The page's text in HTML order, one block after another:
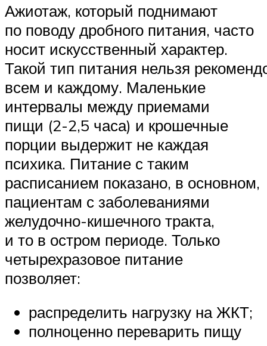
Ажиотаж, который поднимают
по поводу дробного питания, часто
носит искусственный характер.
Такой тип питания нельзя
всем и каждому. Маленькие
интервалы между приемами
пищи (2-2,5 часа) и крошечные
порции выдержит не каждая
психика. Питание с таким
расписанием показано, в основном,
пациентам с заболеваниями
желудочно-кишечного тракта,
и то в остром периоде. Только
четырехразовое питание
позволяет:
распределить нагрузку на ЖКТ;
полноценно переварить пищу